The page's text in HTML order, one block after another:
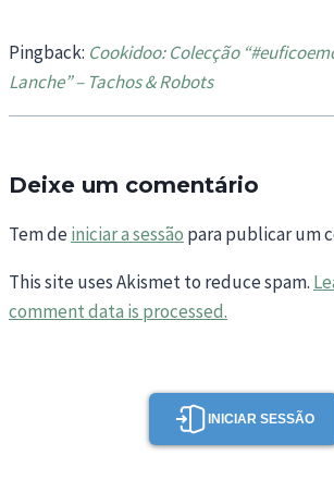
Pingback: Cookidoo: Colecção
Lanche” – Tachos & Robots
Deixe um comentário
Tem deiniciar a sessão para publicar um
This site uses Akismet to reduce spam.
comment data is processed.
INICIAR SESSÃO